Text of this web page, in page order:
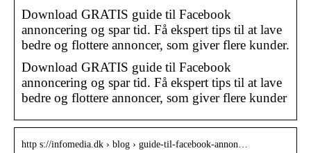
Download GRATIS guide til Facebook
annoncering og spar tid. Få ekspert tips til at lave
bedre og flottere annoncer, som giver flere kunder.
Download GRATIS guide til Facebook
annoncering og spar tid. Få ekspert tips til at lave
bedre og flottere annoncer, som giver flere kunder
http s://infomedia.dk › blog › guide-til-facebook-annon…